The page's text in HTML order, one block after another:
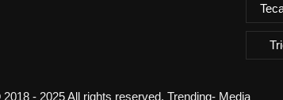
- 2025 All rights reserved. Trending- Media